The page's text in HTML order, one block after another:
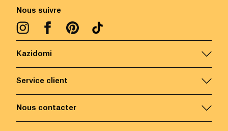
Kazidomi
Service client
Nous contacter
Nous suivre